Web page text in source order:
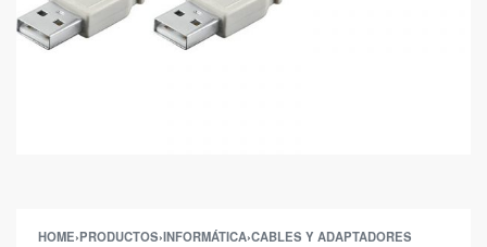
HOME›PRODUCTOS›INFORMÁTICA›CABLES Y ADAPTADORES